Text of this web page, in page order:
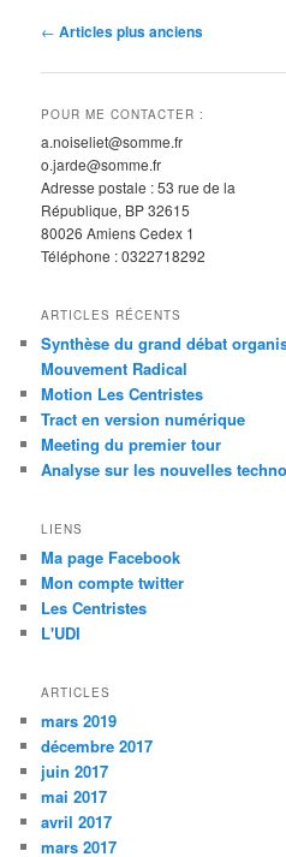
N
v
i
a
t
i
o
n
e
a
r
t
i
c
l
s
← Articles plus anciens
POUR ME CONTACTER :
a.noiseliet@somme.fr
o.jarde@somme.fr
Adresse postale : 53 rue de la
République, BP 32615
80026 Amiens Cedex 1
Téléphone : 0322718292
ARTICLES RÉCENTS
Synthèse du grand débat
Mouvement Radical
Motion Les Centristes
Tract en version numérique
Meeting du premier tour
Analyse sur les nouvelles
LIENS
Ma page Facebook
Mon compte twitter
Les Centristes
L'UDI
ARTICLES
mars 2019
décembre 2017
juin 2017
mai 2017
avril 2017
mars 2017